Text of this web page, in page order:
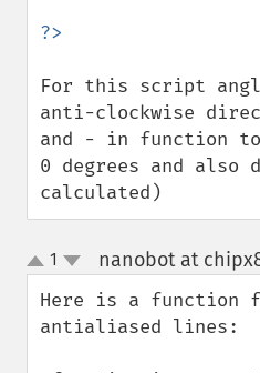
For this script
anti-clockwise
and - in function
0 degrees and
calculated)
up
down
1 nanobot at
Here is a function
antialiased lines: